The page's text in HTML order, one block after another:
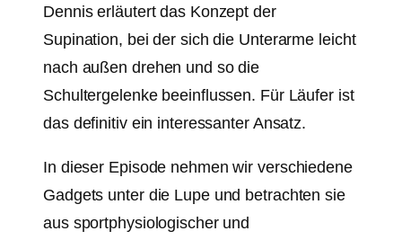
Dennis erläutert das Konzept der
Supination, bei der sich die Unterarme leicht
nach außen drehen und so die
Schultergelenke beeinflussen. Für Läufer ist
das definitiv ein interessanter Ansatz.
In dieser Episode nehmen wir verschiedene
Gadgets unter die Lupe und betrachten sie
aus sportphysiologischer und